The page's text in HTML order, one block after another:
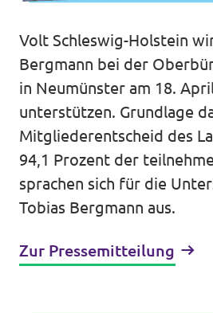
Volt Schleswig-Holstein
Bergmann bei der
in Neumünster am 18.
unterstützen. Grundlage
Mitgliederentscheid des
94,1 Prozent der
sprachen sich für die
Tobias Bergmann aus.
Zur Pressemitteilung